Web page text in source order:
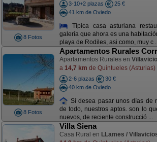
8 Fotos
3-10+2 plazas
25 €
41 km de Oviedo
Tipica casa asturiana
galería que ahora es una
playa de Rodiles, asi como, muy c
8 Fotos
Apartamentos Rurales
Apartamentos Rurales en
a 14,7 km de Quintueles (Asturias)
2-6 plazas
30 €
40 km de Oviedo
Si desea pasar unos días de
de todo, nuestros aptos. son lo
nuevos, de reciente construcció ...
Villa Siena
Casa Rural en LLames /